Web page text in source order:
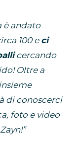
è andato
100 e ci
cercando
Oltre a
di conoscerci
foto e video